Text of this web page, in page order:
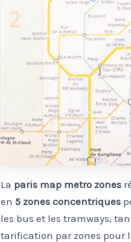
La paris map metro zones
en 5 zones concentriques
les bus et les tramways,
tarification par zones pour